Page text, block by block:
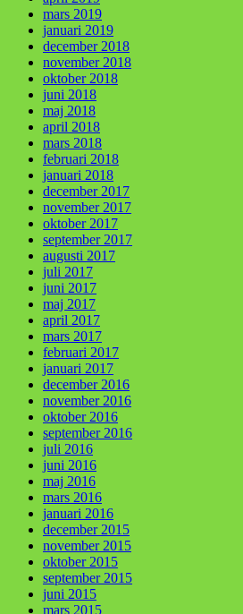
mars 2019
januari 2019
december 2018
november 2018
oktober 2018
juni 2018
maj 2018
april 2018
mars 2018
februari 2018
januari 2018
december 2017
november 2017
oktober 2017
september 2017
augusti 2017
juli 2017
juni 2017
maj 2017
april 2017
mars 2017
februari 2017
januari 2017
december 2016
november 2016
oktober 2016
september 2016
juli 2016
juni 2016
maj 2016
mars 2016
januari 2016
december 2015
november 2015
oktober 2015
september 2015
juni 2015
mars 2015